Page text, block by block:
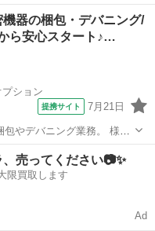
･ 取引を希望
さい。 ①平日の夕方６時以
笠キャンパス前駅
器の梱包・デバニング/
ら安心スタート♪…
ション
提携サイト 7月21日
やデバニング業務。 様々
用いて梱包していただくお
、売ってください📷✨
限買取します
Ad